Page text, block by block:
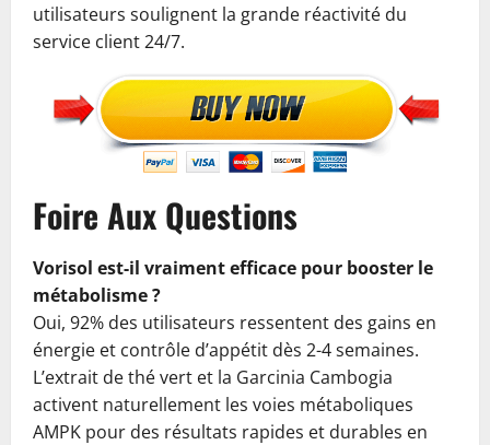
utilisateurs soulignent la grande réactivité du
service client 24/7.
Foire Aux Questions
Vorisol est-il vraiment efficace pour booster le
métabolisme ?
Oui, 92% des utilisateurs ressentent des gains en
énergie et contrôle d’appétit dès 2-4 semaines.
L’extrait de thé vert et la Garcinia Cambogia
activent naturellement les voies métaboliques
AMPK pour des résultats rapides et durables en